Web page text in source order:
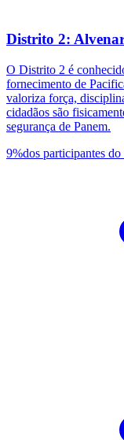
Distrito 2:
O Distrito 2 é
fornecimento de
valoriza força,
cidadãos são
segurança de Panem.
9%dos participantes